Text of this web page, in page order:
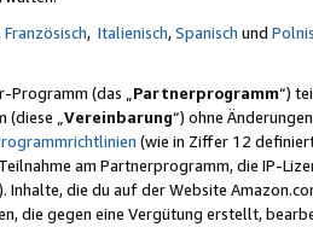
Französisch, Italienisch,Spanisch und
Programm (das „Partnerprogramm“)
(diese „Vereinbarung“) ohne
(wie in Ziffer 12
am Partnerprogramm, die IP-
die du auf der Website
die gegen eine Vergütung erstellt,